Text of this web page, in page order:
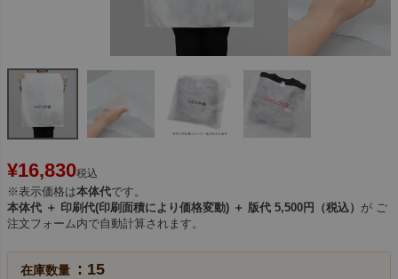
¥16,830税込
※表示価格は本体代です。
本体代 ＋ 印刷代(印刷面積により価格変動) ＋ 版代 5,500円（税込） が ご
注文フォーム内で自動計算されます。
在庫数量 15